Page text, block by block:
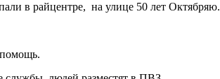
в райцентре, на улице 50 лет Октябряю.